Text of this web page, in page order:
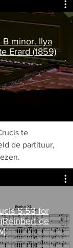
B minor. Ilya
Erard (1859)
te
de partituur,
S.53 for
de